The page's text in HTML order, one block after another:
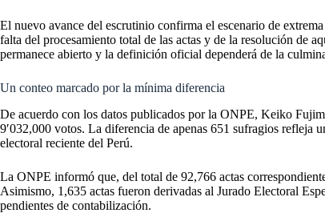
El nuevo avance del escrutinio confirma el escenario de
falta del procesamiento total de las actas y de la resolución de
permanece abierto y la definición oficial dependerá de la
Un conteo marcado por la mínima diferencia
De acuerdo con los datos publicados por la ONPE, Keiko
9′032,000 votos. La diferencia de apenas 651 sufragios refleja
electoral reciente del Perú.
La ONPE informó que, del total de 92,766 actas
Asimismo, 1,635 actas fueron derivadas al Jurado Electoral
pendientes de contabilización.